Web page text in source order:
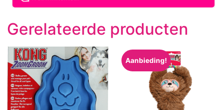
Gerelateerde producten
Aanbieding!